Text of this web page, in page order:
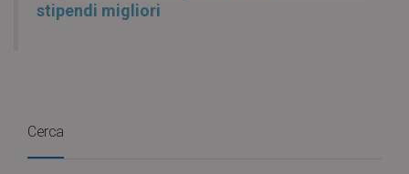
stipendi migliori
Cerca